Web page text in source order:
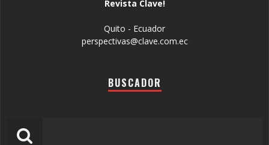
Revista Clave!
Quito - Ecuador
perspectivas@clave.com.ec
BUSCADOR